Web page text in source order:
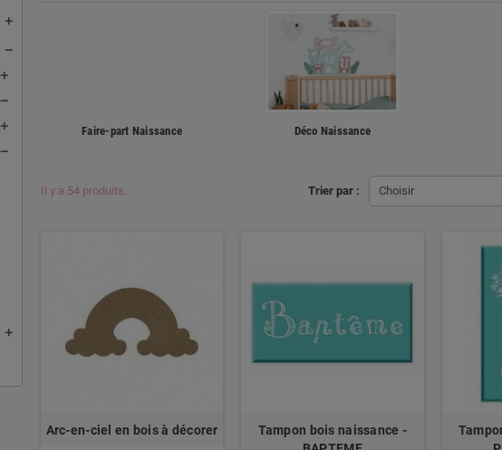
Faire-part Naissance Déco Naissance
Trier par : Choisir
Il y a 54 produits.
Arc-en-ciel en bois à décorer
Tampon bois naissance -